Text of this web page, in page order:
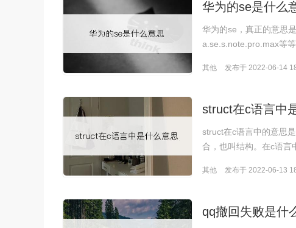
华为的se是什么
华为的se，真正的意思
a.se.s.note.pro.max等
其他 发布于 2022-06-14
struct在c语言中
struct在c语言中的意思
合，也叫结构。在c语
其他 发布于 2022-06-13
qq撤回失败是什